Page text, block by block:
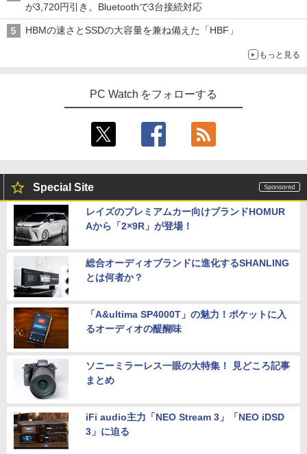
が3,720円引き。Bluetoothで3台接続対応
HBMの速さとSSDの大容量を兼ね備えた「HBF」
もっと見る
PC Watch をフォローする
Special Site
レイズのプレミアムカー向けブランドHOMUR
Aから「2×9R」が登場！
総合オーディオブランドに進化するSHANLING
とは何者か？
「A&ultima SP4000T」の魅力！ポケットに入
るオーディオの醍醐味
ソニーミラーレス一眼の大特集！ 見どころ記事
まとめ
iFi audio主力「NEO Stream 3」「NEO iDSD
3」に迫る